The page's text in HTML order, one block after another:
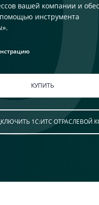
вашей компании и
инструмента
КУПИТЬ
1С:ИТС ОТРАСЛЕВОЙ